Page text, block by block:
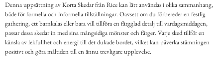
Denna uppsättning av Korta Skedar från Rice kan lätt användas i olika sammanhang,
både för formella och informella tillställningar. Oavsett om du förbereder en festlig
gathering, ett barnkalas eller bara vill tillföra en färgglad detalj till vardagsmiddagen,
passar dessa skedar in med sina mångsidiga mönster och färger. Varje sked tillför en
känsla av lekfullhet och energi till det dukade bordet, vilket kan påverka stämningen
positivt och göra måltiden till en ännu trevligare upplevelse.